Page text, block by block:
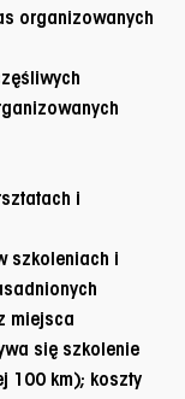
organizowanych
i
szkoleniach i
miejsca
się szkolenie
100 km); koszty